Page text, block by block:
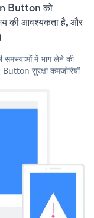
Button को
की आवश्यकता है, और
समस्याओं में भाग लेने की
सुरक्षा कमजोरियों